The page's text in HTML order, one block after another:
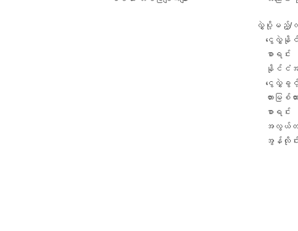
လွှဲပို့မည့်/လ
ငွေလွှဲနိုင်
စာရင်း
နိုင်ငံအလို
ငွေလွှဲခွင့်
တားမြစ်ထ
စာရင်း
အလွယ်တကူ
အွန်လိုင်